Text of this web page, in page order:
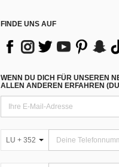
FINDE UNS AUF
WENN DU DICH FÜR UNSEREN
ALLEN ANDEREN ERFAHREN
LU + 352